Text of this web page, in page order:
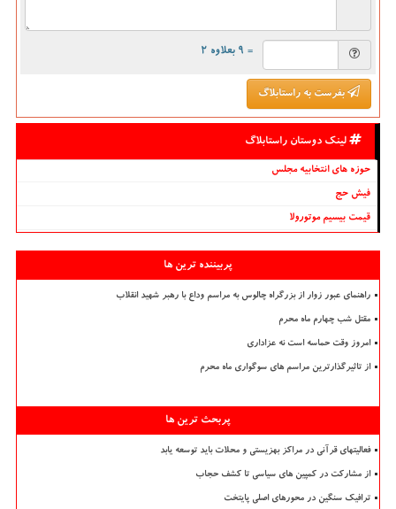
= ۹ بعلاوه ۲
بفرست به راستابلاگ
لینک دوستان راستابلاگ
حوزه های انتخابیه مجلس
فیش حج
قیمت بیسیم موتورولا
پربیننده ترین ها
راهنمای عبور زوار از بزرگراه چالوس به مراسم وداع با رهبر شهید انقلاب
مقتل شب چهارم ماه محرم
امروز وقت حماسه است نه عزاداری
از تاثیرگذارترین مراسم های سوگواری ماه محرم
پربحث ترین ها
فعالیتهای قرآنی در مراکز بهزیستی و محلات باید توسعه یابد
از مشارکت در کمپین های سیاسی تا کشف حجاب
ترافیک سنگین در محورهای اصلی پایتخت